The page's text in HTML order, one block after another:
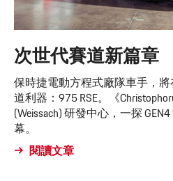
次世代賽道新篇章
保時捷電動方程式廠隊車手，
道利器：975 RSE。《
(Weissach) 研發中心，一探
幕。
閱讀文章